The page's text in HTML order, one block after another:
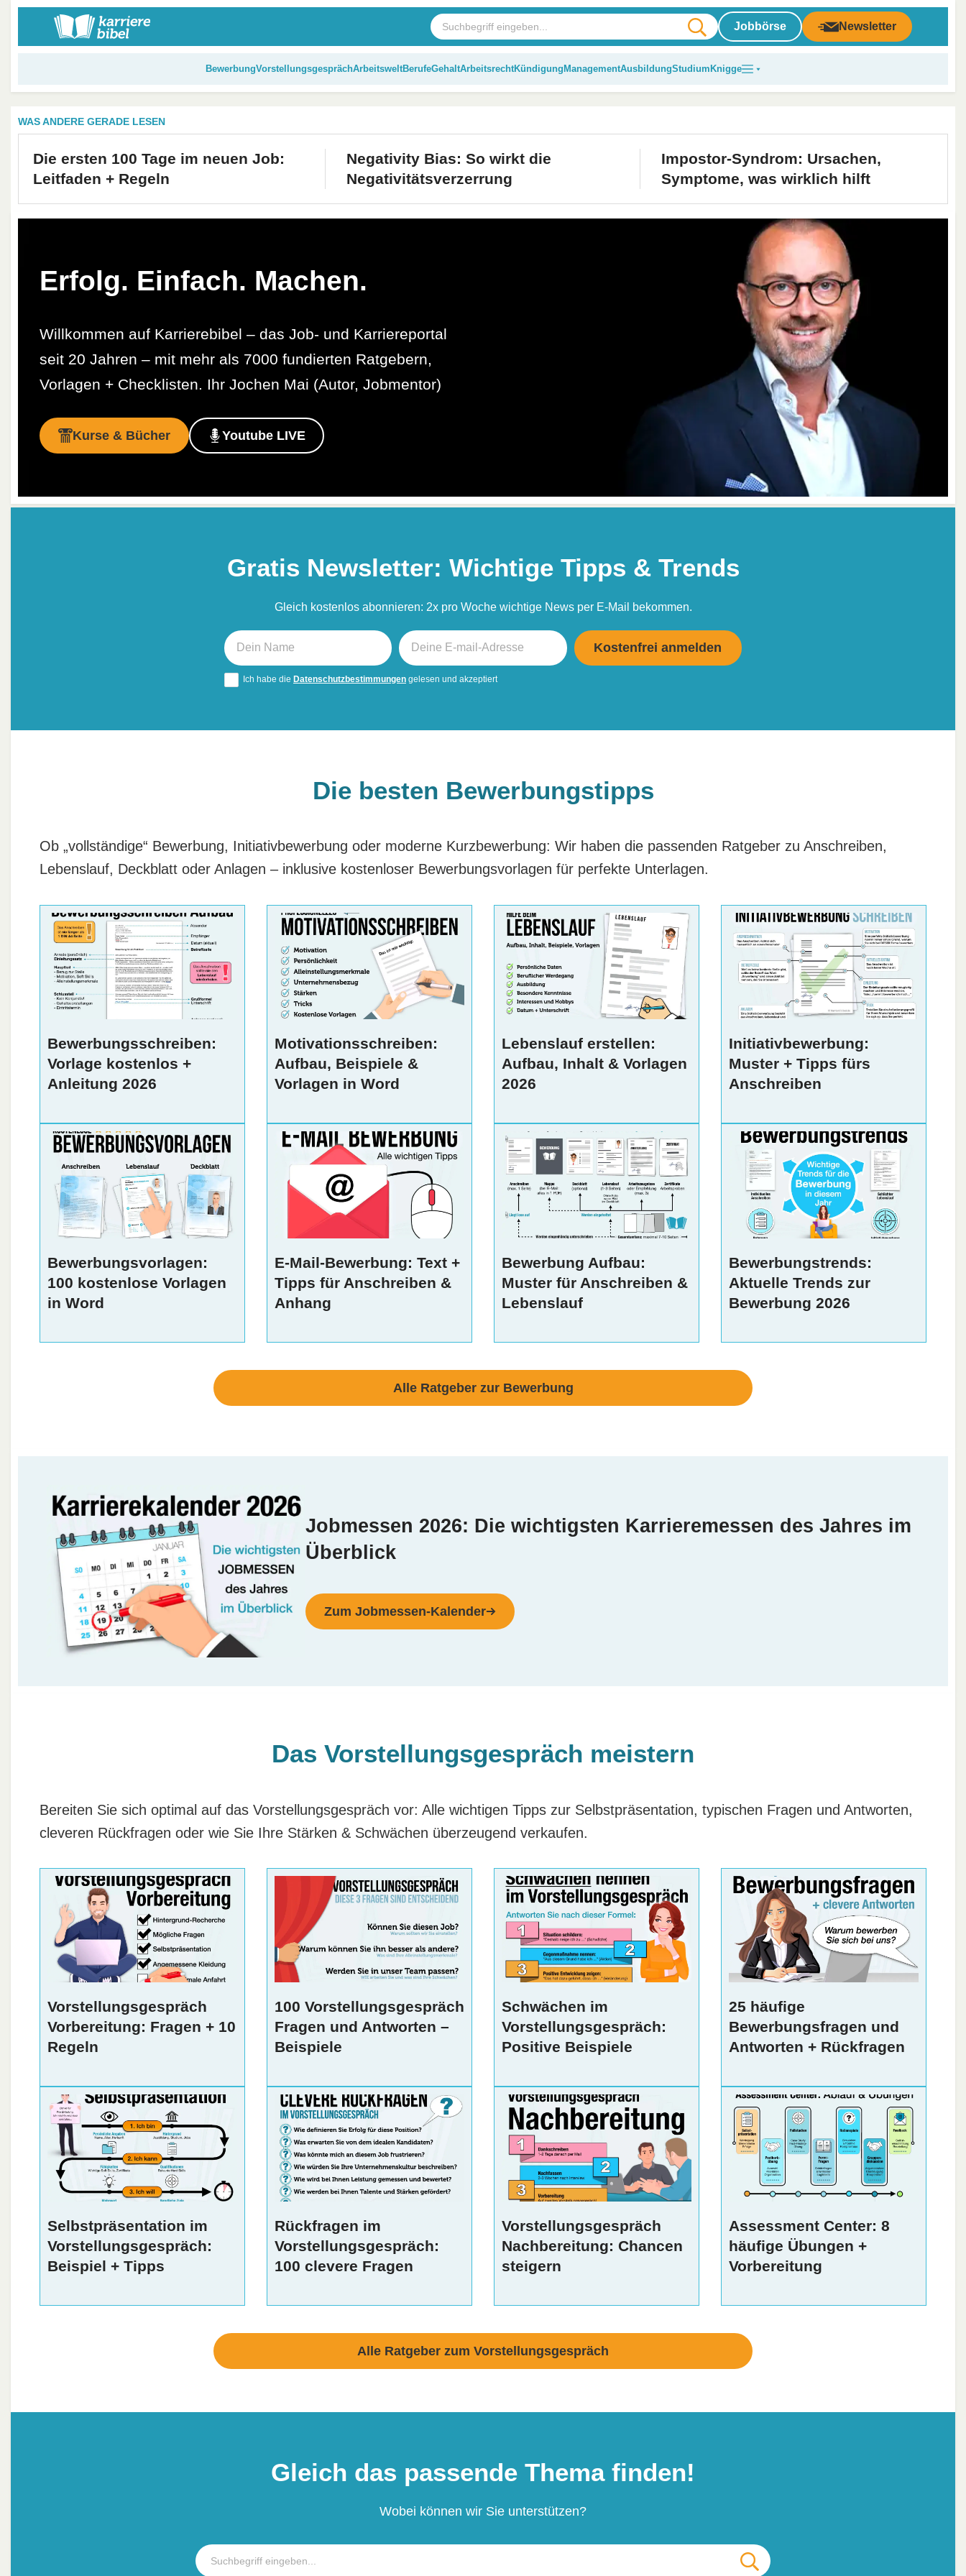
Jobbörse Newsletter
BewerbungVorstellungsgesprächArbeitsweltBerufeGehaltArbeitsrechtKündigung ManagementAusbildungStudium Knigge
WAS ANDERE GERADE LESEN
Die ersten 100 Tage im neuen Job:
Leitfaden + Regeln
Negativity Bias: So wirkt die
Negativitätsverzerrung
Impostor-Syndrom: Ursachen,
Symptome, was wirklich hilft
Erfolg. Einfach. Machen.
Willkommen auf Karrierebibel – das Job- und Karriereportal
seit 20 Jahren – mit mehr als 7000 fundierten Ratgebern,
Vorlagen + Checklisten. Ihr Jochen Mai (Autor, Jobmentor)
Kurse & Bücher Youtube LIVE
Gratis Newsletter: Wichtige Tipps & Trends
Gleich kostenlos abonnieren: 2x pro Woche wichtige News per E-Mail bekommen.
Ich habe die Datenschutzbestimmungen gelesen und akzeptiert
Die besten Bewerbungstipps
Ob „vollständige“ Bewerbung, Initiativbewerbung oder moderne Kurzbewerbung: Wir haben die passenden Ratgeber zu Anschreiben,
Lebenslauf, Deckblatt oder Anlagen – inklusive kostenloser Bewerbungsvorlagen für perfekte Unterlagen.
Bewerbungsschreiben:
Vorlage kostenlos +
Anleitung 2026
Motivationsschreiben:
Aufbau, Beispiele &
Vorlagen in Word
Lebenslauf erstellen:
Aufbau, Inhalt & Vorlagen
2026
Initiativbewerbung:
Muster + Tipps fürs
Anschreiben
Bewerbungsvorlagen:
100 kostenlose Vorlagen
in Word
E-Mail-Bewerbung: Text +
Tipps für Anschreiben &
Anhang
Bewerbung Aufbau:
Muster für Anschreiben &
Lebenslauf
Bewerbungstrends:
Aktuelle Trends zur
Bewerbung 2026
Alle Ratgeber zur Bewerbung
Jobmessen 2026: Die wichtigsten Karrieremessen des Jahres im
Überblick
Zum Jobmessen-Kalender
Das Vorstellungsgespräch meistern
Bereiten Sie sich optimal auf das Vorstellungsgespräch vor: Alle wichtigen Tipps zur Selbstpräsentation, typischen Fragen und Antworten,
cleveren Rückfragen oder wie Sie Ihre Stärken & Schwächen überzeugend verkaufen.
Vorstellungsgespräch
Vorbereitung: Fragen + 10
Regeln
100 Vorstellungsgespräch
Fragen und Antworten –
Beispiele
Schwächen im
Vorstellungsgespräch:
Positive Beispiele
25 häufige
Bewerbungsfragen und
Antworten + Rückfragen
Selbstpräsentation im
Vorstellungsgespräch:
Beispiel + Tipps
Rückfragen im
Vorstellungsgespräch:
100 clevere Fragen
Vorstellungsgespräch
Nachbereitung: Chancen
steigern
Assessment Center: 8
häufige Übungen +
Vorbereitung
Alle Ratgeber zum Vorstellungsgespräch
Gleich das passende Thema finden!
Wobei können wir Sie unterstützen?